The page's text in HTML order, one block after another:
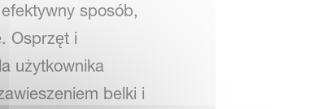
sposób,
Osprzęt i
użytkownika
belki i